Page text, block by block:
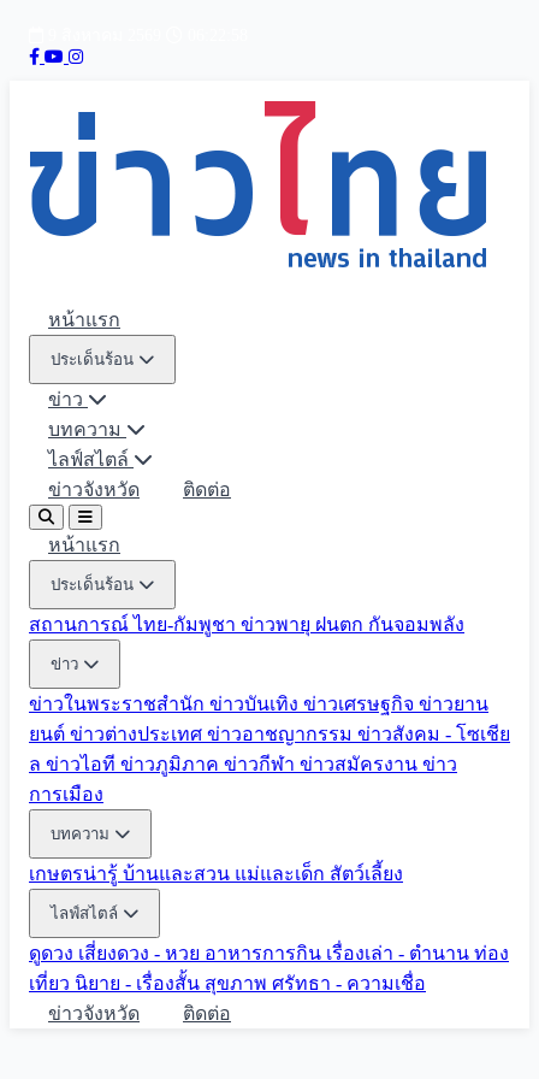
หน้าแรก
ประเด็นร้อน
ข่าว
บทความ
ไลฟ์สไตล์
ข่าวจังหวัด
ติดต่อ
หน้าแรก
ประเด็นร้อน
สถานการณ์ ไทย-กัมพูชา ข่าวพายุ ฝนตก กันจอมพลัง
ข่าว
ข่าวในพระราชสำนัก ข่าวบันเทิง ข่าวเศรษฐกิจ ข่าวยาน
ยนต์ ข่าวต่างประเทศ ข่าวอาชญากรรม ข่าวสังคม - โซเชีย
ล ข่าวไอที ข่าวภูมิภาค ข่าวกีฬา ข่าวสมัครงาน ข่าว
การเมือง
บทความ
เกษตรน่ารู้ บ้านและสวน แม่และเด็ก สัตว์เลี้ยง
ไลฟ์สไตล์
ดูดวง เสี่ยงดวง - หวย อาหารการกิน เรื่องเล่า - ตำนาน ท่อง
เที่ยว นิยาย - เรื่องสั้น สุขภาพ ศรัทธา - ความเชื่อ
ข่าวจังหวัด
ติดต่อ